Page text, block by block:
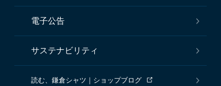
電子公告
サステナビリティ
読む、鎌倉シャツ｜ショップブログ